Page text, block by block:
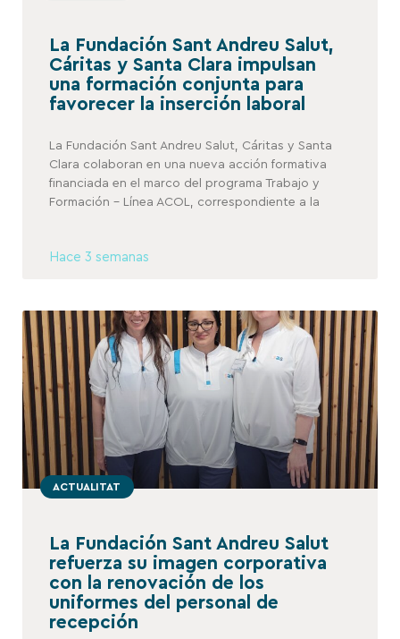
La Fundación Sant Andreu Salut,
Cáritas y Santa Clara impulsan
una formación conjunta para
favorecer la inserción laboral
La Fundación Sant Andreu Salut, Cáritas y Santa
Clara colaboran en una nueva acción formativa
financiada en el marco del programa Trabajo y
Formación – Línea ACOL, correspondiente a la
Hace 3 semanas
ACTUALITAT
La Fundación Sant Andreu Salut
refuerza su imagen corporativa
con la renovación de los
uniformes del personal de
recepción